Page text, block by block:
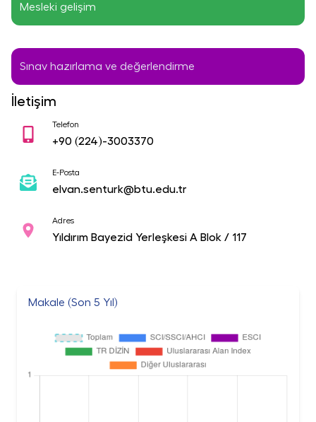
Mesleki gelişim
​Sınav hazırlama ve değerlendirme
İletişim
Telefon
+90 (224)-3003370
E-Posta
elvan.senturk@btu.edu.tr
Adres
Yıldırım Bayezid Yerleşkesi A Blok / 117
Makale (Son 5 Yıl)